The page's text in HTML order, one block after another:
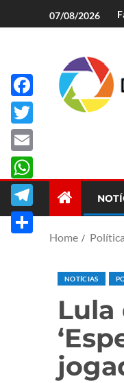
07/08/2026
Home Política
NOTÍCIAS
Facebook
Twitter
Email
WhatsApp
Telegram